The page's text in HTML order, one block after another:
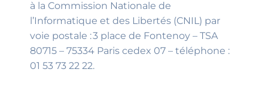
à la Commission Nationale de
l’Informatique et des Libertés (CNIL) par
voie postale : 3 place de Fontenoy – TSA
80715 – 75334 Paris cedex 07 – téléphone :
01 53 73 22 22.